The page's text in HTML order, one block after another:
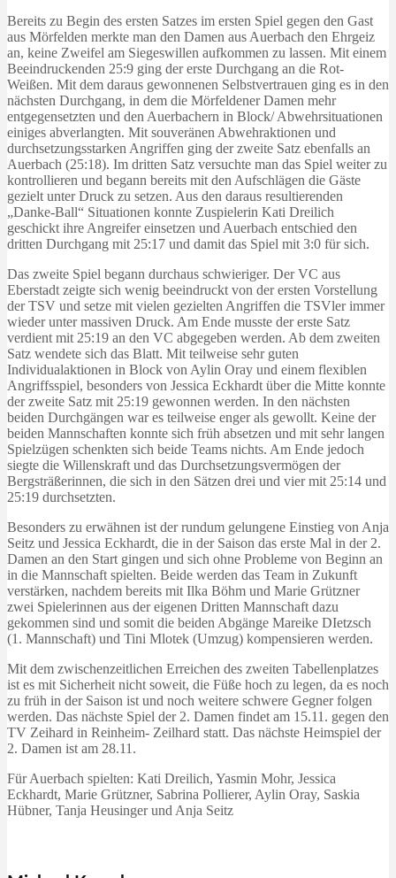
Bereits zu Begin des ersten Satzes im ersten Spiel gegen den Gast
aus Mörfelden merkte man den Damen aus Auerbach den Ehrgeiz
an, keine Zweifel am Siegeswillen aufkommen zu lassen. Mit einem
Beeindruckenden 25:9 ging der erste Durchgang an die Rot-
Weißen. Mit dem daraus gewonnenen Selbstvertrauen ging es in den
nächsten Durchgang, in dem die Mörfeldener Damen mehr
entgegensetzten und den Auerbachern in Block/ Abwehrsituationen
einiges abverlangten. Mit souveränen Abwehraktionen und
durchsetzungsstarken Angriffen ging der zweite Satz ebenfalls an
Auerbach (25:18). Im dritten Satz versuchte man das Spiel weiter zu
kontrollieren und begann bereits mit den Aufschlägen die Gäste
gezielt unter Druck zu setzen. Aus den daraus resultierenden
„Danke-Ball“ Situationen konnte Zuspielerin Kati Dreilich
geschickt ihre Angreifer einsetzen und Auerbach entschied den
dritten Durchgang mit 25:17 und damit das Spiel mit 3:0 für sich.
Das zweite Spiel begann durchaus schwieriger. Der VC aus
Eberstadt zeigte sich wenig beeindruckt von der ersten Vorstellung
der TSV und setze mit vielen gezielten Angriffen die TSVler immer
wieder unter massiven Druck. Am Ende musste der erste Satz
verdient mit 25:19 an den VC abgegeben werden. Ab dem zweiten
Satz wendete sich das Blatt. Mit teilweise sehr guten
Individualaktionen in Block von Aylin Oray und einem flexiblen
Angriffsspiel, besonders von Jessica Eckhardt über die Mitte konnte
der zweite Satz mit 25:19 gewonnen werden. In den nächsten
beiden Durchgängen war es teilweise enger als gewollt. Keine der
beiden Mannschaften konnte sich früh absetzen und mit sehr langen
Spielzügen schenkten sich beide Teams nichts. Am Ende jedoch
siegte die Willenskraft und das Durchsetzungsvermögen der
Bergsträßerinnen, die sich in den Sätzen drei und vier mit 25:14 und
25:19 durchsetzten.
Besonders zu erwähnen ist der rundum gelungene Einstieg von Anja
Seitz und Jessica Eckhardt, die in der Saison das erste Mal in der 2.
Damen an den Start gingen und sich ohne Probleme von Beginn an
in die Mannschaft spielten. Beide werden das Team in Zukunft
verstärken, nachdem bereits mit Ilka Böhm und Marie Grützner
zwei Spielerinnen aus der eigenen Dritten Mannschaft dazu
gekommen sind und somit die beiden Abgänge Mareike DIetzsch
(1. Mannschaft) und Tini Mlotek (Umzug) kompensieren werden.
Mit dem zwischenzeitlichen Erreichen des zweiten Tabellenplatzes
ist es mit Sicherheit nicht soweit, die Füße hoch zu legen, da es noch
zu früh in der Saison ist und noch weitere schwere Gegner folgen
werden. Das nächste Spiel der 2. Damen findet am 15.11. gegen den
TV Zeihard in Reinheim- Zeilhard statt. Das nächste Heimspiel der
2. Damen ist am 28.11.
Für Auerbach spielten: Kati Dreilich, Yasmin Mohr, Jessica
Eckhardt, Marie Grützner, Sabrina Pollierer, Aylin Oray, Saskia
Hübner, Tanja Heusinger und Anja Seitz